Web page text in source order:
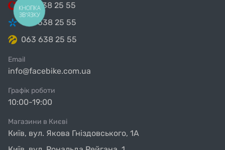
099 638 25 55
098 638 25 55
063 638 25 55
Email
info@facebike.com.ua
Графік роботи
10:00-19:00
Магазини в Києві
Київ, вул. Якова Гніздовського, 1А
КНОПКА
ЗВ'ЯЗКУ